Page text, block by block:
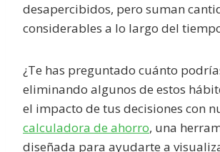
desapercibidos, pero suman
considerables a lo largo del
¿Te has preguntado cuánto
eliminando algunos de estos
el impacto de tus decisiones con
calculadora de ahorro, una
diseñada para ayudarte a